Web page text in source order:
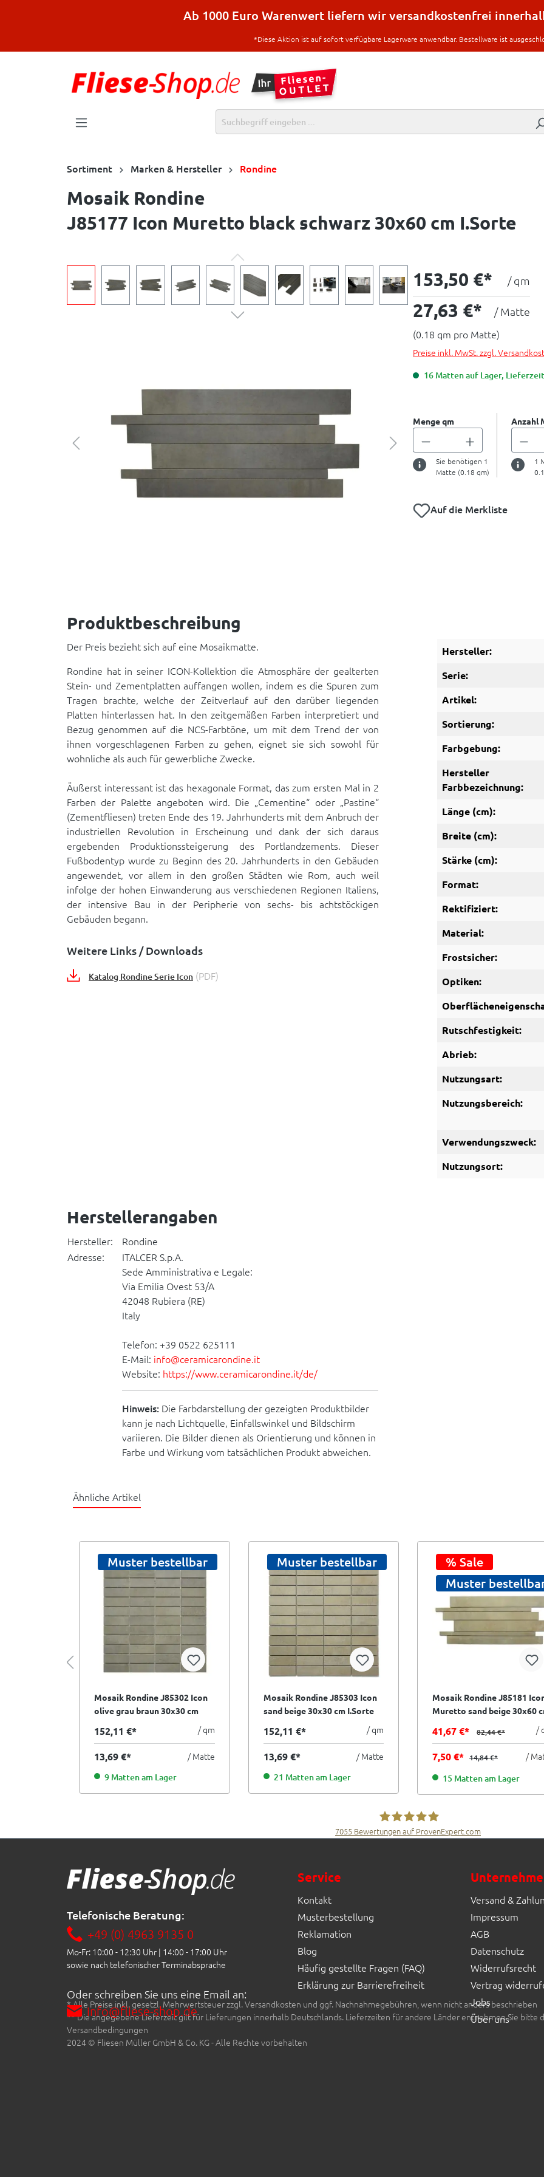
Ab 1000 Euro Warenwert liefern wir versandkostenfrei
*Diese Aktion ist auf sofort verfügbare Lagerware anwendbar. Bestellware ist
Sortiment Marken & Hersteller Rondine
Mosaik Rondine
J85177 Icon Muretto black schwarz 30x60 cm I.Sorte
153,50 €* / qm
27,63 €* / Matte
(0.18 qm pro Matte)
Preise inkl. MwSt. zzgl.
16 Matten auf Lager,
Menge qm
Sie benötigen 1
Matte (0.18 qm)
Anzahl
1
Auf die Merkliste
Produktbeschreibung
Der Preis bezieht sich auf eine Mosaikmatte.
Rondine hat in seiner ICON-Kollektion die Atmosphäre der gealterten
Stein- und Zementplatten auffangen wollen, indem es die Spuren zum
Tragen brachte, welche der Zeitverlauf auf den darüber liegenden
Platten hinterlassen hat. In den zeitgemäßen Farben interpretiert und
Bezug genommen auf die NCS-Farbtöne, um mit dem Trend der von
ihnen vorgeschlagenen Farben zu gehen, eignet sie sich sowohl für
wohnliche als auch für gewerbliche Zwecke.
Äußerst interessant ist das hexagonale Format, das zum ersten Mal in 2
Farben der Palette angeboten wird. Die „Cementine“ oder „Pastine“
(Zementfliesen) treten Ende des 19. Jahrhunderts mit dem Anbruch der
industriellen Revolution in Erscheinung und dank der sich daraus
ergebenden Produktionssteigerung des Portlandzements. Dieser
Fußbodentyp wurde zu Beginn des 20. Jahrhunderts in den Gebäuden
angewendet, vor allem in den großen Städten wie Rom, auch weil
infolge der hohen Einwanderung aus verschiedenen Regionen Italiens,
der intensive Bau in der Peripherie von sechs- bis achtstöckigen
Gebäuden begann.
Weitere Links / Downloads
Katalog Rondine Serie Icon (PDF)
Hersteller:
Serie:
Artikel:
Sortierung:
Farbgebung:
Hersteller
Farbbezeichnung:
Länge (cm):
Breite (cm):
Stärke (cm):
Format:
Rektifiziert:
Material:
Frostsicher:
Optiken:
Rutschfestigkeit:
Abrieb:
Nutzungsart:
Nutzungsbereich:
Verwendungszweck:
Nutzungsort:
Herstellerangaben
Hersteller:
Rondine
Adresse:
ITALCER S.p.A.
Sede Amministrativa e Legale:
Via Emilia Ovest 53/A
42048 Rubiera (RE)
Italy
Telefon: +39 0522 625111
E-Mail: info@ceramicarondine.it
Website: https://www.ceramicarondine.it/de/
Hinweis: Die Farbdarstellung der gezeigten Produktbilder
kann je nach Lichtquelle, Einfallswinkel und Bildschirm
variieren. Die Bilder dienen als Orientierung und können in
Farbe und Wirkung vom tatsächlichen Produkt abweichen.
Ähnliche Artikel
Muster bestellbar
Mosaik Rondine J85302 Icon
olive grau braun 30x30 cm
152,11 €* / qm
13,69 €* / Matte
9 Matten am Lager
Muster bestellbar
Mosaik Rondine J85303 Icon
sand beige 30x30 cm I.Sorte
152,11 €* / qm
13,69 €* / Matte
21 Matten am Lager
% Sale
Muster
Mosaik Rondine J85181
Muretto sand beige 30x60
41,67 €* 82,44 €* /
7,50 €* 14,84 €* /
15 Matten am Lager
7055 Bewertungen auf ProvenExpert.com
Telefonische Beratung:
+49 (0) 4963 9135 0
Mo-Fr: 10:00 - 12:30 Uhr | 14:00 - 17:00 Uhr
sowie nach telefonischer Terminabsprache
Oder schreiben Sie uns eine Email an:
info@fliese-shop.de
Service
Kontakt
Musterbestellung
Reklamation
Blog
Häufig gestellte Fragen (FAQ)
Erklärung zur Barrierefreiheit
Versand &
Impressum
AGB
Datenschutz
Widerrufsrecht
Vertrag
Jobs
Über uns
* Alle Preise inkl. gesetzl. Mehrwertsteuer zzgl. Versandkosten und ggf. Nachnahmegebühren, wenn nicht anders beschrieben
** Die angegebene Lieferzeit gilt für Lieferungen innerhalb Deutschlands. Lieferzeiten für andere Länder entnehmen Sie bitte
Versandbedingungen
2024 © Fliesen Müller GmbH & Co. KG - Alle Rechte vorbehalten